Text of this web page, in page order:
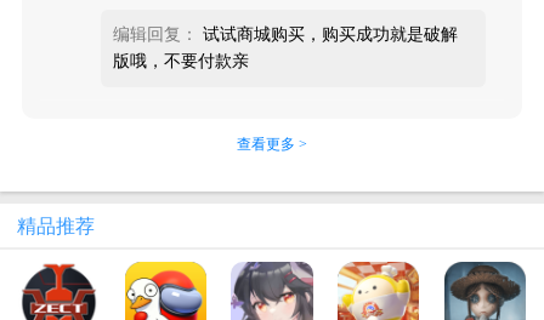
编辑回复：
试试商城购买，购买成功就是破解
版哦，不要付款亲
查看更多 >
精品推荐